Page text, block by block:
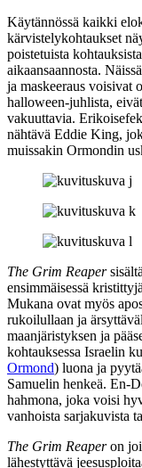
Käytännössä kaikki
kärvistelykohtaukset
poistetuista
aikaansaannosta.
ja maskeeraus voisivat
halloween-juhlista,
vakuuttavia.
nähtävä Eddie King,
muissakin Ormondin
The Grim Reaper
ensimmäisessä
Mukana ovat myös
rukoilullaan ja
maanjäristyksen ja
kohtauksessa Israelin
Ormond) luona ja
Samuelin henkeä.
hahmona, joka voisi
vanhoista sarjakuvista
The Grim Reaperon
lähestyttävä